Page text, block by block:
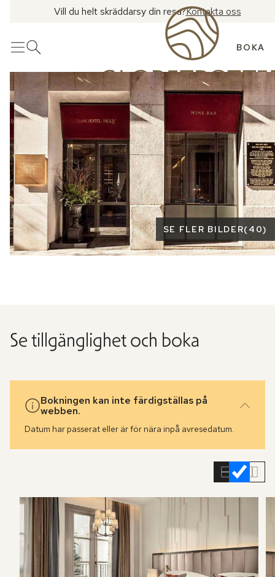
Vill du helt skräddarsy din resa?Kontakta oss
MenyÖppna sök BOKA
Se fler bilder
SE FLER BILDER( 40)
Se tillgänglighet och boka
Bokningen kan inte färdigställas på
webben.
Datum har passerat eller är för nära inpå avresedatum.
Hoppa